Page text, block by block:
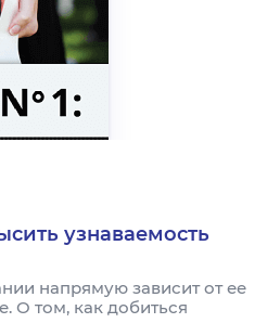
узнаваемость
напрямую зависит от ее
О том, как добиться